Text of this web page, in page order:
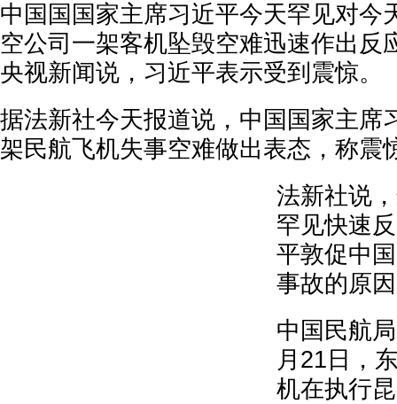
中国国国家主席习近平今天罕见对今
空公司一架客机坠毁空难迅速作出反
央视新闻说，习近平表示受到震惊。
据法新社今天报道说，中国国家主席
架民航飞机失事空难做出表态，称震
法新社说
罕见快速
平敦促中
事故的原
中国民航
月21日，
机在执行